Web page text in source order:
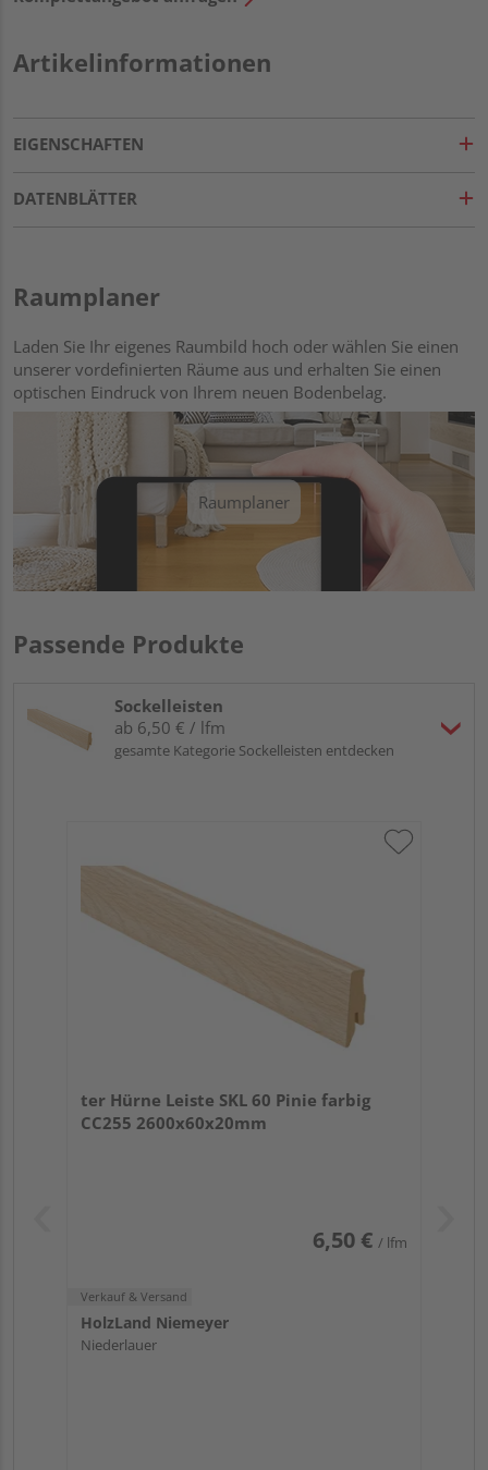
Artikelinformationen
EIGENSCHAFTEN
DATENBLÄTTER
Raumplaner
Laden Sie Ihr eigenes Raumbild hoch oder wählen Sie einen
unserer vordefinierten Räume aus und erhalten Sie einen
optischen Eindruck von Ihrem neuen Bodenbelag.
Raumplaner
Passende Produkte
Sockelleisten
ab 6,50 € / lfm
gesamte Kategorie Sockelleisten entdecken
ter Hürne Leiste SKL 60 Pinie farbig
CC255 2600x60x20mm
6,50 € / lfm
Verkauf & Versand
HolzLand Niemeyer
Niederlauer